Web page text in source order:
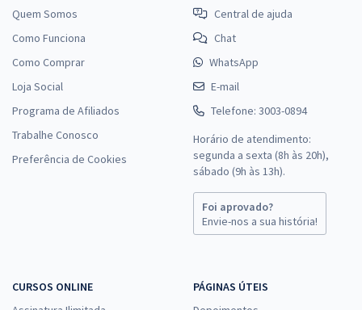
Quem Somos
Como Funciona
Como Comprar
Loja Social
Programa de Afiliados
Trabalhe Conosco
Preferência de Cookies
Central de ajuda
Chat
WhatsApp
E-mail
Telefone: 3003-0894
Horário de atendimento:
segunda a sexta (8h às 20h),
sábado (9h às 13h).
Foi aprovado?
Envie-nos a sua história!
CURSOS ONLINE
PÁGINAS ÚTEIS